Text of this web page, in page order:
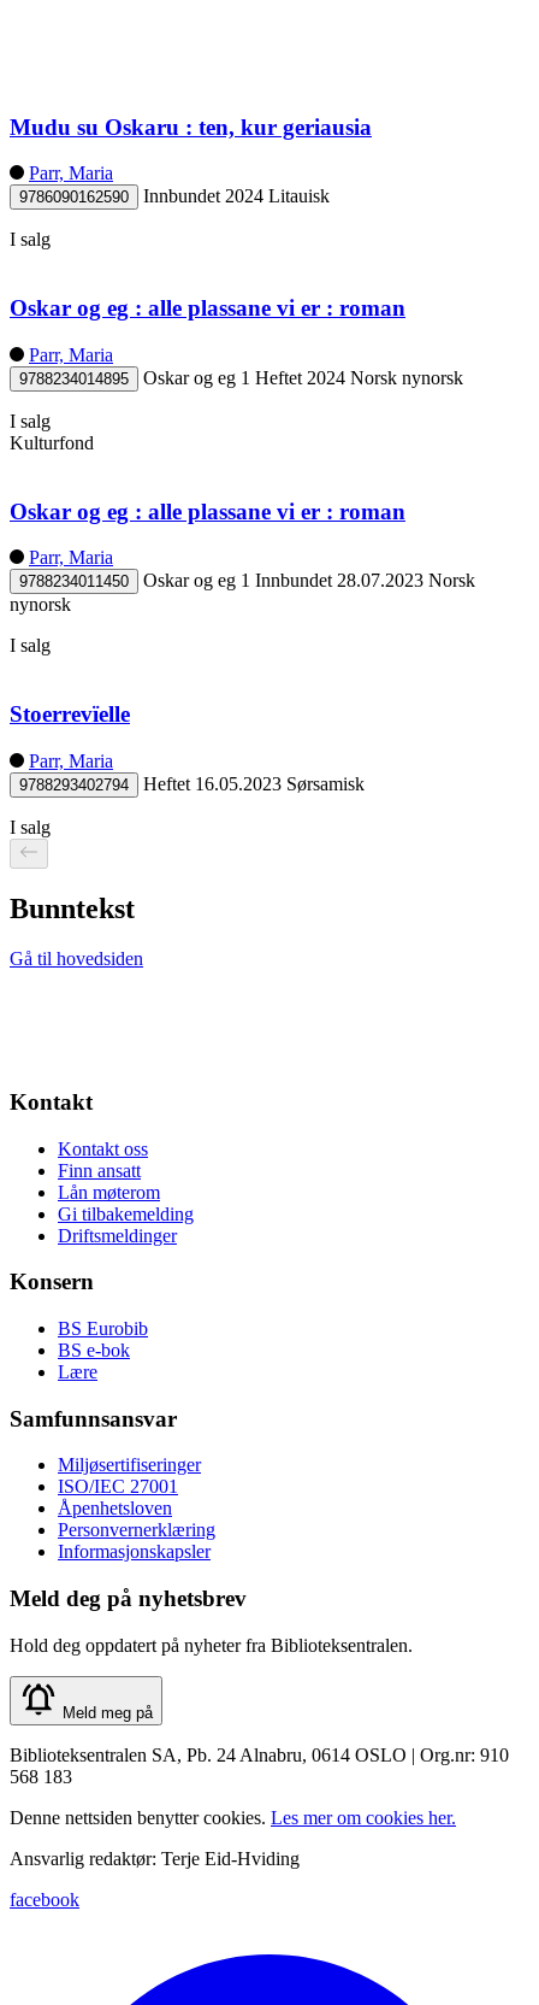
Mudu su Oskaru : ten, kur geriausia
Parr, Maria
9786090162590 Innbundet 2024 Litauisk
I salg
Oskar og eg : alle plassane vi er : roman
Parr, Maria
9788234014895 Oskar og eg 1 Heftet 2024 Norsk nynorsk
I salg
Kulturfond
Oskar og eg : alle plassane vi er : roman
Parr, Maria
9788234011450 Oskar og eg 1 Innbundet 28.07.2023 Norsk
nynorsk
I salg
Stoerrevïelle
Parr, Maria
9788293402794 Heftet 16.05.2023 Sørsamisk
I salg
Bunntekst
Gå til hovedsiden
Kontakt
Kontakt oss
Finn ansatt
Lån møterom
Gi tilbakemelding
Driftsmeldinger
Konsern
BS Eurobib
BS e-bok
Lære
Samfunnsansvar
Miljøsertifiseringer
ISO/IEC 27001
Åpenhetsloven
Personvernerklæring
Informasjonskapsler
Meld deg på nyhetsbrev
Hold deg oppdatert på nyheter fra Biblioteksentralen.
Meld meg på
Biblioteksentralen SA, Pb. 24 Alnabru, 0614 OSLO | Org.nr: 910
568 183
Denne nettsiden benytter cookies. Les mer om cookies her.
Ansvarlig redaktør: Terje Eid-Hviding
facebook